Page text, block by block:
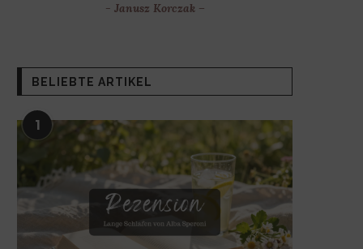
- Janusz Korczak –
BELIEBTE ARTIKEL
1